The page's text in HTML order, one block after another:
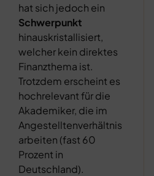
hat sich jedoch ein
Schwerpunkt
hinauskristallisiert,
welcher kein direktes
Finanzthema ist.
Trotzdem erscheint es
hochrelevant für die
Akademiker, die im
Angestelltenverhältnis
arbeiten (fast 60
Prozent in
Deutschland).